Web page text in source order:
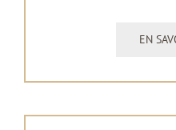
EN